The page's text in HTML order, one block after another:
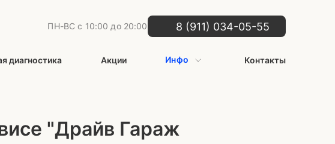
ПН-ВС с 10:00 до 20:00 8 (911) 034-05-55
диагностика Акции Инфо Контакты
"Драйв Гараж